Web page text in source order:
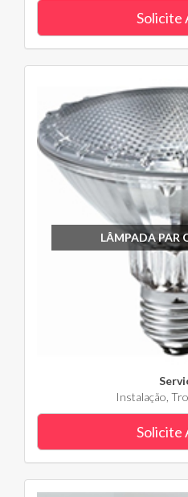
Solicite
LÂMPADA PAR
Instalação,
Solicite